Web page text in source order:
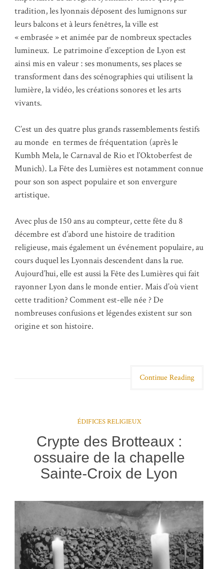
tradition, les lyonnais déposent des lumignons sur
leurs balcons et à leurs fenêtres, la ville est
« embrasée » et animée par de nombreux spectacles
lumineux. Le patrimoine d’exception de Lyon est
ainsi mis en valeur : ses monuments, ses places se
transforment dans des scénographies qui utilisent la
lumière, la vidéo, les créations sonores et les arts
vivants.
C’est un des quatre plus grands rassemblements festifs
au monde en termes de fréquentation (après le
Kumbh Mela, le Carnaval de Rio et l’Oktoberfest de
Munich). La Fête des Lumières est notamment connue
pour son son aspect populaire et son envergure
artistique.
Avec plus de 150 ans au compteur, cette fête du 8
décembre est d’abord une histoire de tradition
religieuse, mais également un événement populaire, au
cours duquel les Lyonnais descendent dans la rue.
Aujourd’hui, elle est aussi la Fête des Lumières qui fait
rayonner Lyon dans le monde entier. Mais d’où vient
cette tradition? Comment est-elle née ? De
nombreuses confusions et légendes existent sur son
origine et son histoire.
Continue Reading
ÉDIFICES RELIGIEUX
Crypte des Brotteaux :
ossuaire de la chapelle
Sainte-Croix de Lyon